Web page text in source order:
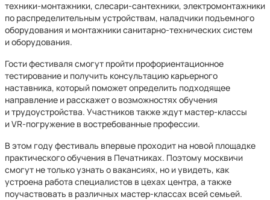
техники-монтажники, слесари-сантехники, электромонтажники
по распределительным устройствам, наладчики подъемного
оборудования и монтажники санитарно-технических систем
и оборудования.
Гости фестиваля смогут пройти профориентационное
тестирование и получить консультацию карьерного
наставника, который поможет определить подходящее
направление и расскажет о возможностях обучения
и трудоустройства. Участников также ждут мастер-классы
и VR-погружение в востребованные профессии.
В этом году фестиваль впервые проходит на новой площадке
практического обучения в Печатниках. Поэтому москвичи
смогут не только узнать о вакансиях, но и увидеть, как
устроена работа специалистов в цехах центра, а также
поучаствовать в различных мастер-классах всей семьей.